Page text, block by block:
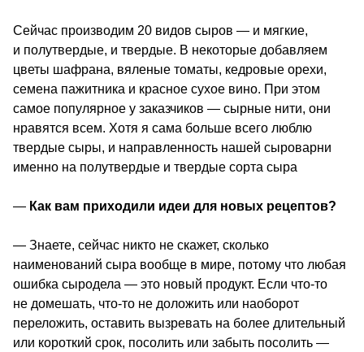
Сейчас производим 20 видов сыров — и мягкие,
и полутвердые, и твердые. В некоторые добавляем
цветы шафрана, вяленые томаты, кедровые орехи,
семена пажитника и красное сухое вино. При этом
самое популярное у заказчиков — сырные нити, они
нравятся всем. Хотя я сама больше всего люблю
твердые сыры, и направленность нашей сыроварни
именно на полутвердые и твердые сорта сыра
— Как вам приходили идеи для новых рецептов?
— Знаете, сейчас никто не скажет, сколько
наименований сыра вообще в мире, потому что любая
ошибка сыродела — это новый продукт. Если что-то
не домешать, что-то не доложить или наоборот
переложить, оставить вызревать на более длительный
или короткий срок, посолить или забыть посолить —